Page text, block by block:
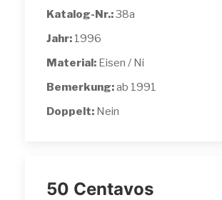
Katalog-Nr.:38a
Jahr: 1996
Material: Eisen / Ni
Bemerkung:ab 1991
Doppelt: Nein
50 Centavos